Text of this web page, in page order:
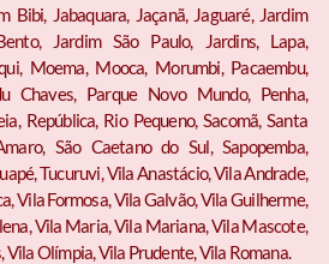
Bibi, Jabaquara, Jaçanã, Jaguaré, Jardim
Jardim São Paulo, Jardins, Lapa,
Moema, Mooca, Morumbi, Pacaembu,
Chaves, Parque Novo Mundo, Penha,
República, Rio Pequeno, Sacomã, Santa
São Caetano do Sul, Sapopemba,
Tucuruvi, Vila Anastácio, Vila Andrade,
Vila Formosa, Vila Galvão, Vila Guilherme,
Vila Maria, Vila Mariana, Vila Mascote,
Olímpia, Vila Prudente, Vila Romana.